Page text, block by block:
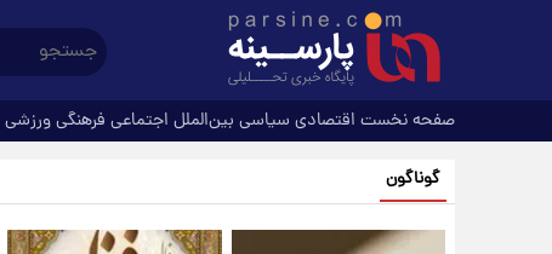
صفحه نخست اقتصادی سیاسی بین‌الملل اجتماعی فرهنگیورزشی
گوناگون